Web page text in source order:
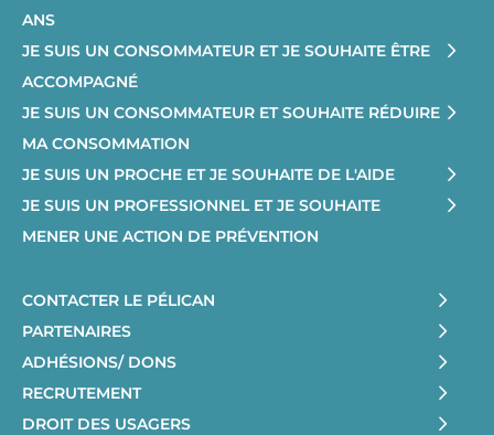
ANS
JE SUIS UN CONSOMMATEUR ET JE SOUHAITE ÊTRE
ACCOMPAGNÉ
JE SUIS UN CONSOMMATEUR ET SOUHAITE RÉDUIRE
MA CONSOMMATION
JE SUIS UN PROCHE ET JE SOUHAITE DE L'AIDE
JE SUIS UN PROFESSIONNEL ET JE SOUHAITE
MENER UNE ACTION DE PRÉVENTION
CONTACTER LE PÉLICAN
PARTENAIRES
ADHÉSIONS/ DONS
RECRUTEMENT
DROIT DES USAGERS